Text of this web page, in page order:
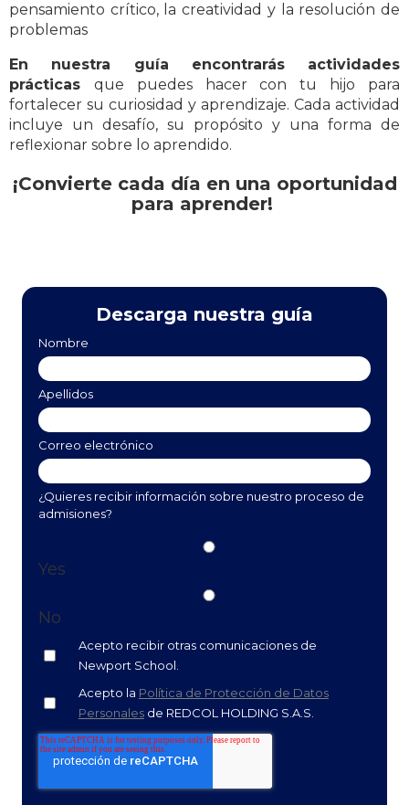
pensamiento crítico, la creatividad y la resolución de
problemas
En nuestra guía encontrarás actividades
prácticas que puedes hacer con tu hijo para
fortalecer su curiosidad y aprendizaje. Cada actividad
incluye un desafío, su propósito y una forma de
reflexionar sobre lo aprendido.
¡Convierte cada día en una oportunidad
para aprender!
Descarga nuestra guía
Nombre
Apellidos
Correo electrónico
¿Quieres recibir información sobre nuestro proceso de
admisiones?
Yes
No
Acepto recibir otras comunicaciones de
Newport School.
Acepto la Política de Protección de Datos
Personalesde REDCOL HOLDING S.A.S.